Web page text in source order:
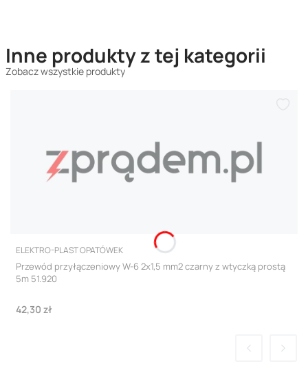
Inne produkty z tej kategorii
Zobacz wszystkie produkty
PRODUCENT
ELEKTRO-PLAST OPATÓWEK
Przewód przyłączeniowy W-6 2x1,5 mm2 czarny z wtyczką prostą
5m 51.920
Cena
42,30 zł